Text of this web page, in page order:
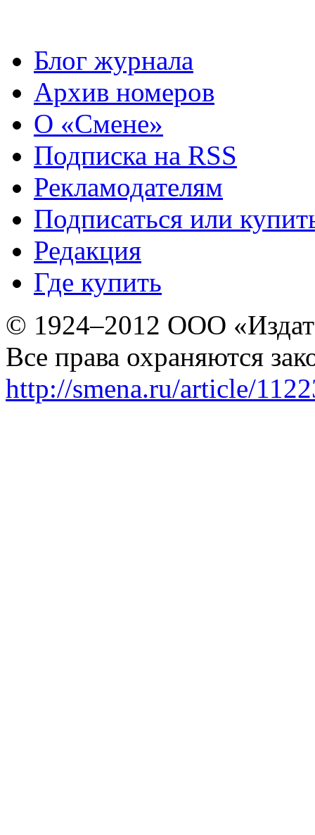
Блог журнала
Архив номеров
О «Смене»
Подписка на RSS
Рекламодателям
Подписаться или
Редакция
Где купить
© 1924–2012 ООО
Все права охраняются
http://smena.ru/article/